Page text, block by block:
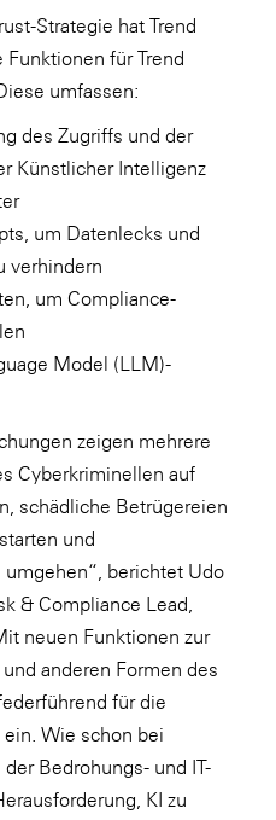
Strategie hat Trend
Funktionen für Trend
umfassen:
des Zugriffs und der
Künstlicher Intelligenz
um Datenlecks und
verhindern
um Compliance-
Model (LLM)-
zeigen mehrere
Cyberkriminellen auf
schädliche Betrügereien
und
berichtet Udo
& Compliance Lead,
neuen Funktionen zur
anderen Formen des
für die
Wie schon bei
Bedrohungs- und IT-
KI zu